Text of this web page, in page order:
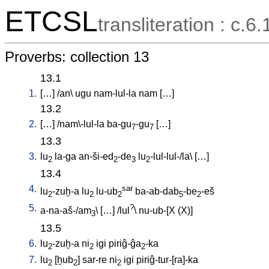
ETCSLtransliteration :
Proverbs: collection 13
13.1
1. […] /an\ ugu nam-lul-la nam […]
13.2
2. […] /nam\-lul-la ba-gu7-gu7 […]
13.3
3. lu2 la-ga an-ši-ed 2-de3 lu2-lul-lul-/la\ […]
13.4
4. lu2-zuḫ-a lu2 lu-ub2
sar ba-ab-dab5-be2-eš
5. a-na-aš-/am3\ […] /lul ?\ nu-ub-[X (X)]
13.5
6. lu2-zuḫ-a ni2 igi piriĝ-ĝa2-ka
7.
lu2 [ḫub2] sar-re ni2 igi piriĝ-tur-[ra]-ka